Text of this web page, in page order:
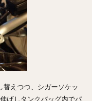
えつつ、シガーソケッ
ばしタンクバッグ内でパ